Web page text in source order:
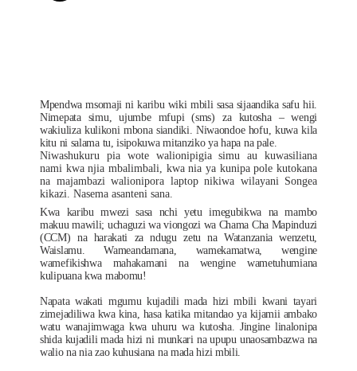
Mpendwa msomaji ni karibu wiki mbili sasa sijaandika safu hii.
Nimepata simu, ujumbe mfupi (sms) za kutosha – wengi
wakiuliza kulikoni mbona siandiki. Niwaondoe hofu, kuwa kila
kitu ni salama tu, isipokuwa mitanziko ya hapa na pale.
Niwashukuru pia wote walionipigia simu au kuwasiliana
nami kwa njia mbalimbali, kwa nia ya kunipa pole kutokana
na majambazi walionipora laptop nikiwa wilayani Songea
kikazi. Nasema asanteni sana.
Kwa karibu mwezi sasa nchi yetu imegubikwa na mambo
makuu mawili; uchaguzi wa viongozi wa Chama Cha Mapinduzi
(CCM) na harakati za ndugu zetu na Watanzania wenzetu,
Waislamu. Wameandamana, wamekamatwa, wengine
wamefikishwa mahakamani na wengine wametuhumiana
kulipuana kwa mabomu!
Napata wakati mgumu kujadili mada hizi mbili kwani tayari
zimejadiliwa kwa kina, hasa katika mitandao ya kijamii ambako
watu wanajimwaga kwa uhuru wa kutosha. Jingine linalonipa
shida kujadili mada hizi ni munkari na upupu unaosambazwa na
walio na nia zao kuhusiana na mada hizi mbili.